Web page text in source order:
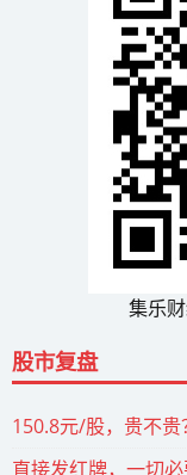
集乐
股市复盘
150.8元/股，贵不贵
直接发红牌，一切